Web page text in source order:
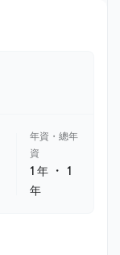
年資・總年
資
1 年 ・1
年